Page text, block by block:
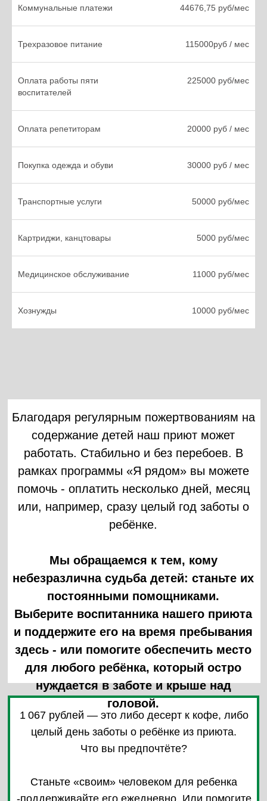
Коммунальные платежи 44676,75 руб/мес
Трехразовое питание 115000руб / мес
Оплата работы пяти
воспитателей
225000 руб/мес
Оплата репетиторам 20000 руб / мес
Покупка одежда и обуви 30000 руб / мес
Транспортные услуги 50000 руб/мес
Картриджи, канцтовары 5000 руб/мес
Медицинское обслуживание 11000 руб/мес
Хознужды 10000 руб/мес
Стать «своим» - это выбор,
сделанный сердцем.
Это наши дети.
Они нуждаются
в поддержке
Серёжа 7 лет
Дети приюта